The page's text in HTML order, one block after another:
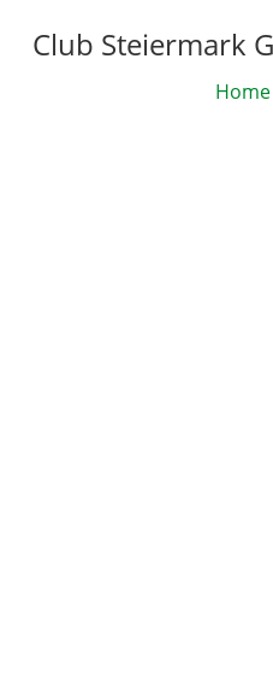
Club Steiermark
Home